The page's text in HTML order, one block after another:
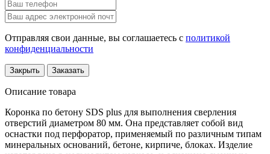
Отправляя свои данные, вы соглашаетесь с политикой
конфиденциальности
Закрыть Заказать
Описание товара
Коронка по бетону SDS plus для выполнения сверления
отверстий диаметром 80 мм. Она представляет собой вид
оснастки под перфоратор, применяемый по различным типам
минеральных оснований, бетоне, кирпиче, блоках. Изделие